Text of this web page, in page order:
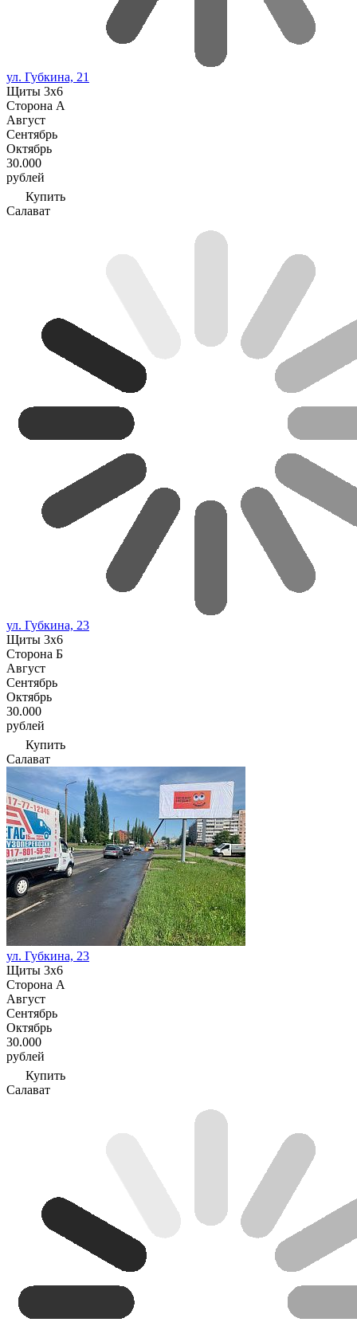
ул. Губкина, 21
Щиты 3х6
Сторона А
Август
Сентябрь
Октябрь
30.000
рублей
Купить
Салават
ул. Губкина, 23
Щиты 3х6
Сторона Б
Август
Сентябрь
Октябрь
30.000
рублей
Купить
Салават
ул. Губкина, 23
Щиты 3х6
Сторона А
Август
Сентябрь
Октябрь
30.000
рублей
Купить
Салават